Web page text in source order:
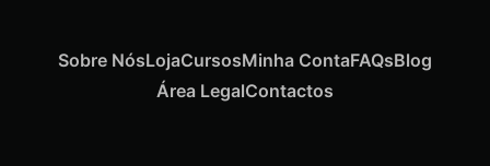
Sobre NósLojaCursosMinha ContaFAQsBlog
Área LegalContactos